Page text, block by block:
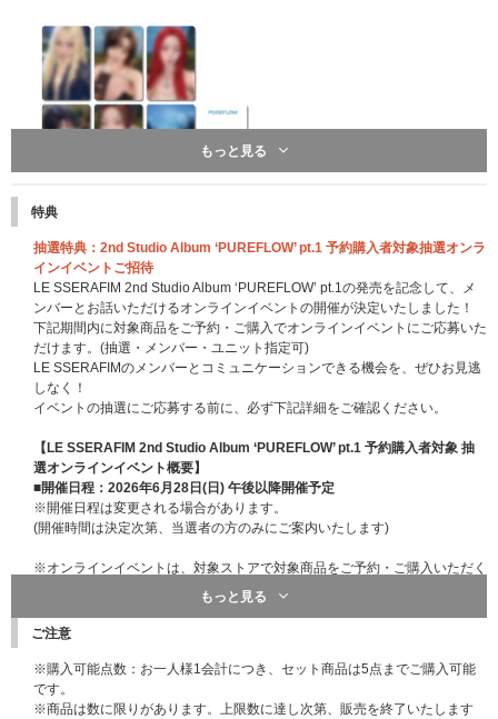
※こちらは終了しました※
先着特典：応募抽選用シリアルナンバー
CD1枚ご購入につき「応募抽選用シリアルナンバー」を1つ差し上げます。
※特典は先着です。無くなり次第予告なく配布終了になります。
※4形態セット購入の場合は「応募抽選用シリアルナンバー」を4つ、6形態
セットの場合は6つ、10形態セットの場合は10点差し上げます。
※UNIVERSAL MUSIC STOREでは商品と同梱して「応募抽選用シリアルナ
ンバーチラシ」をお送りいたします。
https://www.universal-music.co.jp/lesserafim/news/2026-04-24-2/
■シリアルナンバー特典詳細決定
https://www.universal-music.co.jp/lesserafim/news/2026-06-01/
※イベントの詳細は上記HPよりご確認ください。
典「オフライン特典会」 概要】
2026年8月22日(土) 東京都内（13時スタート予定）
2026年8月23日(日) 大阪市内（13時スタート予定）
※開催時間、その他詳細は後日当選者向けにあらためてご案内いたします。
※開催会場は当選者のみにお伝えする予定です。
※開催日程は変更される場合があります。
もっと見る
特典
抽選特典：2nd Studio Album ‘PUREFLOW’ pt.1 予約購入者対象抽選オンラ
インイベントご招待
LE SSERAFIM 2nd Studio Album ‘PUREFLOW’ pt.1の発売を記念して、メ
ンバーとお話いただけるオンラインイベントの開催が決定いたしました！
下記期間内に対象商品をご予約・ご購入でオンラインイベントにご応募いた
だけます。(抽選・メンバー・ユニット指定可)
LE SSERAFIMのメンバーとコミュニケーションできる機会を、ぜひお見逃
しなく！
イベントの抽選にご応募する前に、必ず下記詳細をご確認ください。
【LE SSERAFIM 2nd Studio Album ‘PUREFLOW’ pt.1 予約購入者対象 抽
選オンラインイベント概要】
■開催日程：2026年6月28日(日) 午後以降開催予定
※開催日程は変更される場合があります。
(開催時間は決定次第、当選者の方のみにご案内いたします)
※オンラインイベントは、対象ストアで対象商品をご予約・ご購入いただく
と同時に自動応募エントリー(お客様でのご応募作業は不要です)になり、抽
選結果は抽選システム「chord」の『enchord(エンコード)』にて発表、ご当
選された方は「WithLIVE Meet&Greet」アプリよりご参加いただきます。
■開催内容
＜メンバー指定個別プレミアムロングトーク＞
応募時に指定したメンバーと約2分間オンライントークにご参加いただけま
もっと見る
ご注意
※購入可能点数：お一人様1会計につき、セット商品は5点までご購入可能
です。
※商品は数に限りがあります。上限数に達し次第、販売を終了いたします